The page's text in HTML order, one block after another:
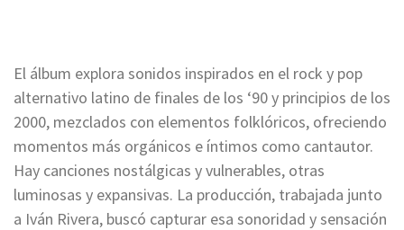
El álbum explora sonidos inspirados en el rock y pop
alternativo latino de finales de los ‘90 y principios de los
2000, mezclados con elementos folklóricos, ofreciendo
momentos más orgánicos e íntimos como cantautor.
Hay canciones nostálgicas y vulnerables, otras
luminosas y expansivas. La producción, trabajada junto
a Iván Rivera, buscó capturar esa sonoridad y sensación